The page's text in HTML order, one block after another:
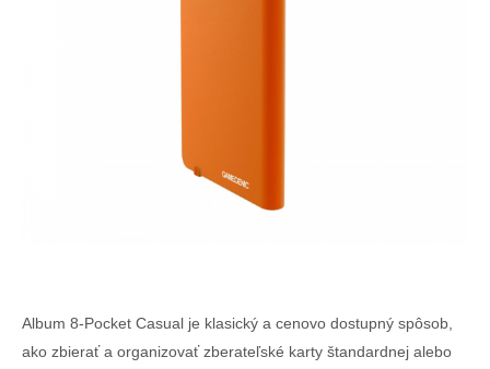
Album 8-Pocket Casual je klasický a cenovo dostupný spôsob,
ako zbierať a organizovať zberateľské karty štandardnej alebo